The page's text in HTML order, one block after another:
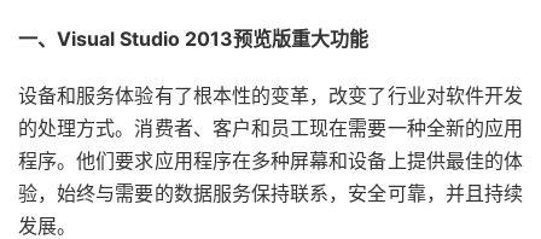
一、Visual Studio 2013预览版重大功能
设备和服务体验有了根本性的变革，改变了行业对软件开发
的处理方式。消费者、客户和员工现在需要一种全新的应用
程序。他们要求应用程序在多种屏幕和设备上提供最佳的体
验，始终与需要的数据服务保持联系，安全可靠，并且持续
发展。